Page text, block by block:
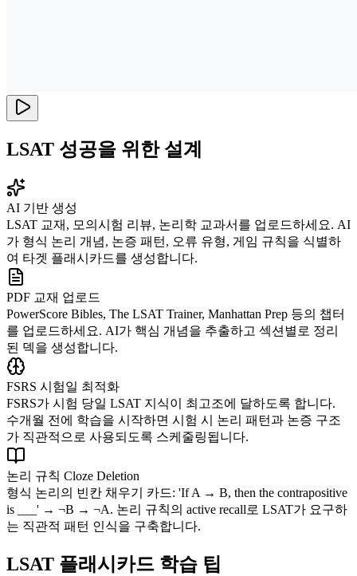
LSAT 성공을 위한 설계
AI 기반 생성
LSAT 교재, 모의시험 리뷰, 논리학 교과서를 업로드하세요. AI
가 형식 논리 개념, 논증 패턴, 오류 유형, 게임 규칙을 식별하
여 타겟 플래시카드를 생성합니다.
PDF 교재 업로드
PowerScore Bibles, The LSAT Trainer, Manhattan Prep 등의 챕터
를 업로드하세요. AI가 핵심 개념을 추출하고 섹션별로 정리
된 덱을 생성합니다.
FSRS 시험일 최적화
FSRS가 시험 당일 LSAT 지식이 최고조에 달하도록 합니다.
수개월 전에 학습을 시작하면 시험 시 논리 패턴과 논증 구조
가 직관적으로 사용되도록 스케줄링됩니다.
논리 규칙 Cloze Deletion
형식 논리의 빈칸 채우기 카드: 'If A → B, then the contrapositive
is ___' → ¬B → ¬A. 논리 규칙의 active recall로 LSAT가 요구하
는 직관적 패턴 인식을 구축합니다.
LSAT 플래시카드 학습 팁